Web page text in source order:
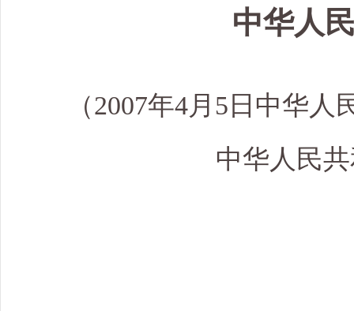
中华人
（2007年4月5日中华
中华人民